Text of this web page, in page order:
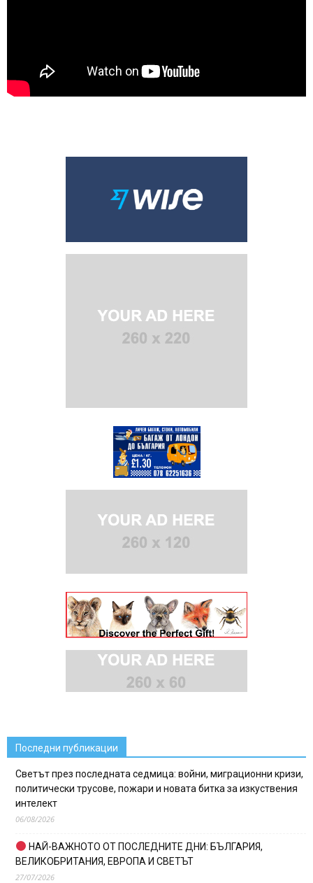
Последни публикации
Светът през последната седмица: войни, миграционни кризи,
политически трусове, пожари и новата битка за изкуствения
интелект
06/08/2026
НАЙ-ВАЖНОТО ОТ ПОСЛЕДНИТЕ ДНИ: БЪЛГАРИЯ,
ВЕЛИКОБРИТАНИЯ, ЕВРОПА И СВЕТЪТ
27/07/2026